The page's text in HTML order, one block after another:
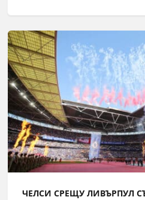
ЧЕЛСИ СРЕЩУ ЛИВЪРПУЛ